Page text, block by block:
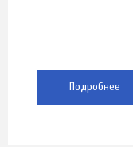
Подробнее